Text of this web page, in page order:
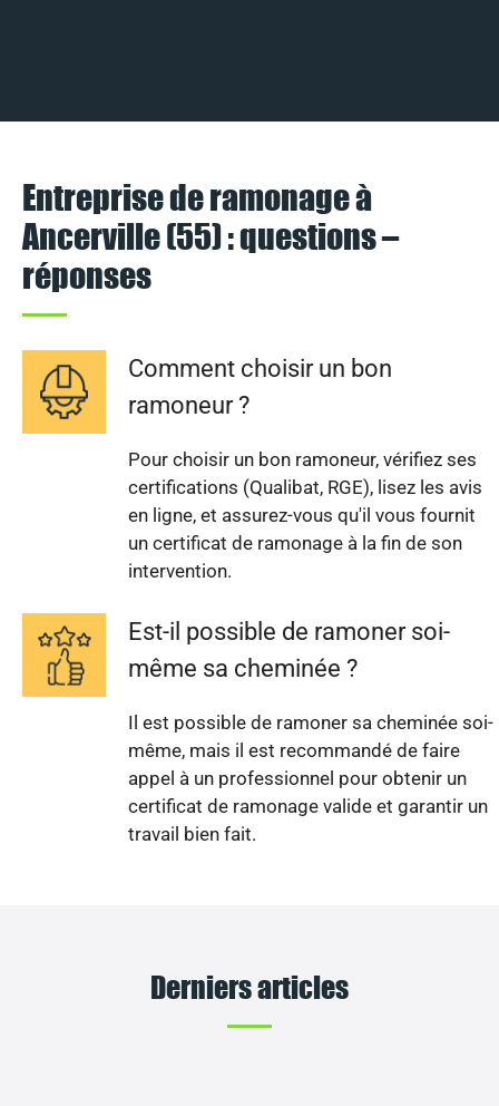
Entreprise de ramonage à
Ancerville (55) : questions –
réponses
Comment choisir un bon
ramoneur ?
Pour choisir un bon ramoneur, vérifiez ses
certifications (Qualibat, RGE), lisez les avis
en ligne, et assurez-vous qu'il vous fournit
un certificat de ramonage à la fin de son
intervention.
Est-il possible de ramoner soi-
même sa cheminée ?
Il est possible de ramoner sa cheminée soi-
même, mais il est recommandé de faire
appel à un professionnel pour obtenir un
certificat de ramonage valide et garantir un
travail bien fait.
Derniers articles